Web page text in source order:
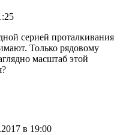
серией проталкивания
Только рядовому
масштаб этой
в 19:00